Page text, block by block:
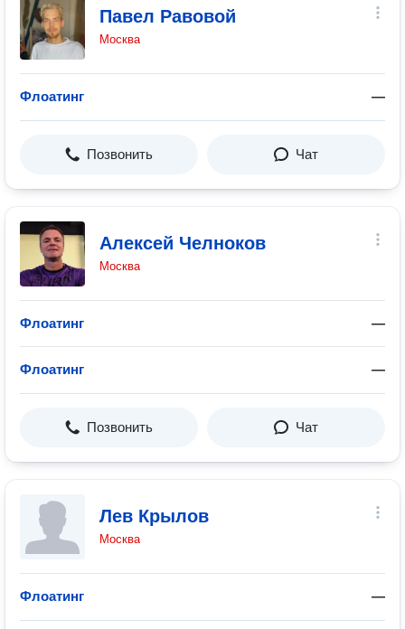
Павел Равовой
Москва
Флоатинг —
Позвонить Чат
Алексей Челноков
Москва
Флоатинг —
Флоатинг —
Позвонить Чат
Лев Крылов
Москва
Флоатинг —